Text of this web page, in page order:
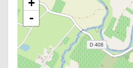
+
-